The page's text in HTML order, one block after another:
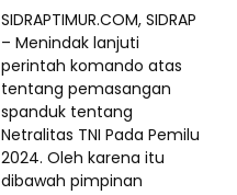
SIDRAPTIMUR.COM, SIDRAP
– Menindak lanjuti
perintah komando atas
tentang pemasangan
spanduk tentang
Netralitas TNI Pada Pemilu
2024. Oleh karena itu
dibawah pimpinan